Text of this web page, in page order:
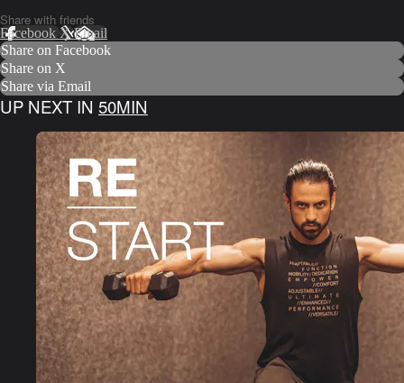
Share with friends
Facebook XEmail
Share on Facebook
Share on X
Share via Email
UP NEXT IN 50MIN